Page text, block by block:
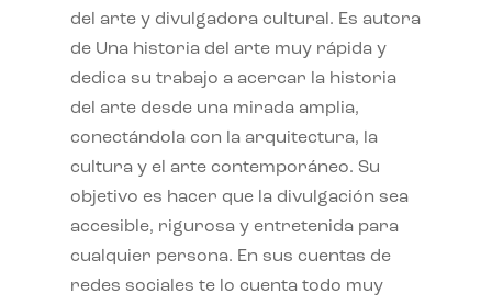
del arte y divulgadora cultural. Es autora
de Una historia del arte muy rápida y
dedica su trabajo a acercar la historia
del arte desde una mirada amplia,
conectándola con la arquitectura, la
cultura y el arte contemporáneo. Su
objetivo es hacer que la divulgación sea
accesible, rigurosa y entretenida para
cualquier persona. En sus cuentas de
redes sociales te lo cuenta todo muy